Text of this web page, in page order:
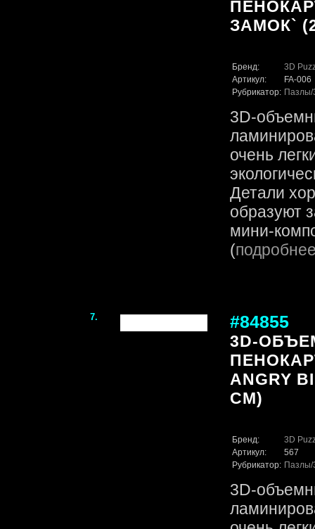
ЗАМОК`
Бренд:
3D
Артикул:
FA-006
Рубрикатор: Пазлы/
3D-
очень
Детали
образуют
мини-
(
7. #84855
3D-
ANGRY
CM)
Бренд:
3D
Артикул:
567
Рубрикатор: Пазлы/
3D-